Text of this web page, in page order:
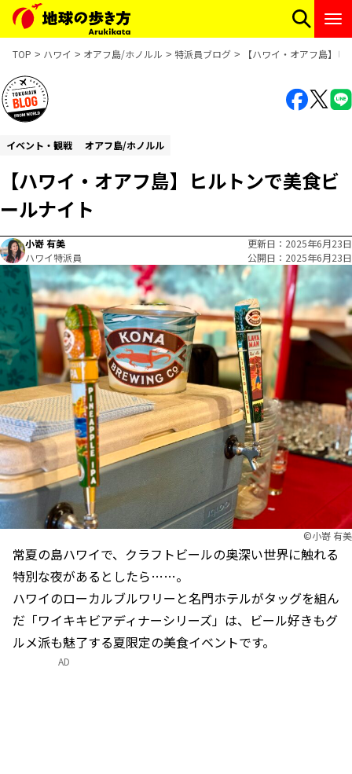
TOP ハワイ オアフ島/ホノルル 特派員ブログ 【ハワイ・オアフ島】
イベント・観戦 オアフ島/ホノルル
【ハワイ・オアフ島】ヒルトンで美食ビ
ールナイト
小嵜 有美
ハワイ特派員
更新日
2025年6月23日
公開日
2025年6月23日
©小嵜 有美
常夏の島ハワイで、クラフトビールの奥深い世界に触れる
特別な夜があるとしたら……。
ハワイのローカルブルワリーと名門ホテルがタッグを組ん
だ「ワイキキビアディナーシリーズ」は、ビール好きもグ
ルメ派も魅了する夏限定の美食イベントです。
AD